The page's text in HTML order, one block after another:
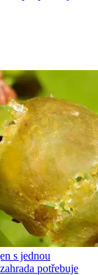
s jednou
potřebuje